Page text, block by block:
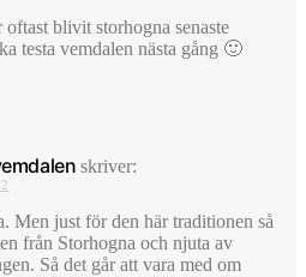
blivit storhogna senaste
testa vemdalen nästa gång 🙂
skriver:
Men just för den här traditionen så
från Storhogna och njuta av
Så det går att vara med om